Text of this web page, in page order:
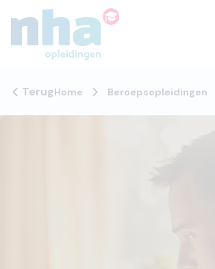
TerugHome Beroepsopleidingen